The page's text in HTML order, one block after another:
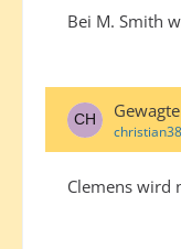
Bei M. Smith
Clemens wird